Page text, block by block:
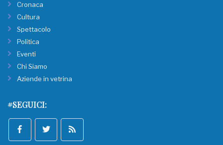
Cronaca
Cultura
Spettacolo
Politica
Eventi
Chi Siamo
Aziende in vetrina
#SEGUICI: